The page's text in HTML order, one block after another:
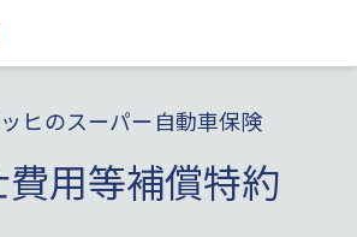
ヒのスーパー自動車保険
用等補償特約